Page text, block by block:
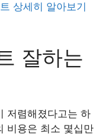
상세히 알아보기
잘하는
저렴해졌다고는 하
비용은 최소 몇십만